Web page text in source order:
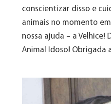
conscientizar disso e
animais no momento
nossa ajuda – a Velhice!
Animal Idoso! Obrigada